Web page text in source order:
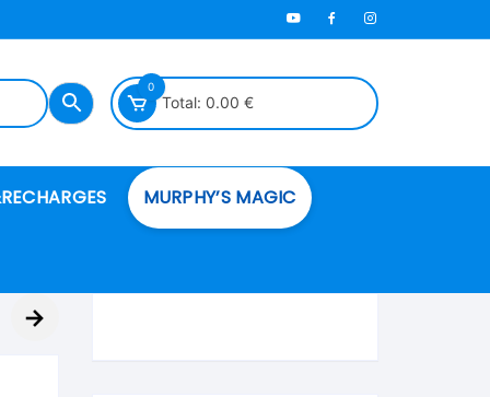
0
Total: 0.00 €
MURPHY’S MAGIC
→